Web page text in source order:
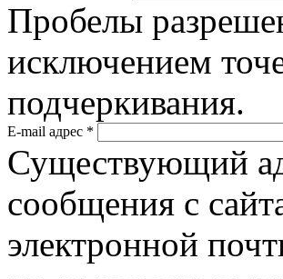
Пробелы
исключением
подчеркивания.
E-mail адрес *
Существующий
сообщения с
электронной